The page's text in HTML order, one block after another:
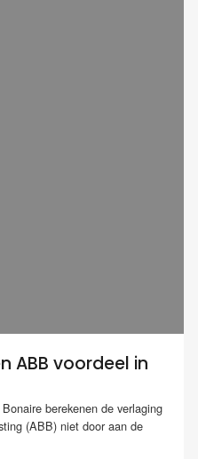
ABB voordeel in
berekenen de verlaging
(ABB) niet door aan de